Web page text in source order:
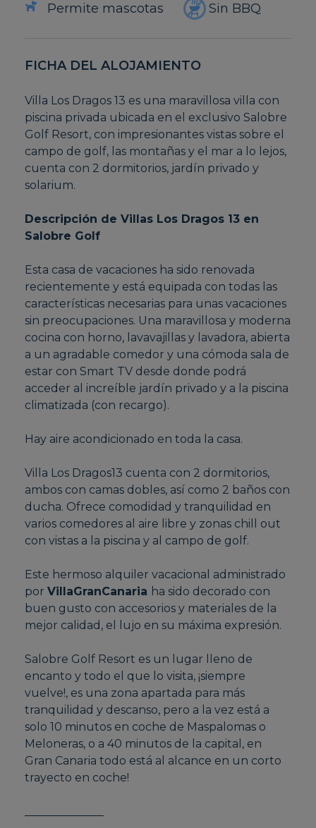
Permite mascotas
Sin BBQ
FICHA DEL ALOJAMIENTO
Villa Los Dragos 13 es una maravillosa villa con
piscina privada ubicada en el exclusivo Salobre
Golf Resort, con impresionantes vistas sobre el
campo de golf, las montañas y el mar a lo lejos,
cuenta con 2 dormitorios, jardín privado y
solarium.
Descripción de Villas Los Dragos 13 en
Salobre Golf
Esta casa de vacaciones ha sido renovada
recientemente y está equipada con todas las
características necesarias para unas vacaciones
sin preocupaciones. Una maravillosa y moderna
cocina con horno, lavavajillas y lavadora, abierta
a un agradable comedor y una cómoda sala de
estar con Smart TV desde donde podrá
acceder al increíble jardín privado y a la piscina
climatizada (con recargo).
Hay aire acondicionado en toda la casa.
Villa Los Dragos13 cuenta con 2 dormitorios,
ambos con camas dobles, así como 2 baños con
ducha. Ofrece comodidad y tranquilidad en
varios comedores al aire libre y zonas chill out
con vistas a la piscina y al campo de golf.
Este hermoso alquiler vacacional administrado
porVillaGranCanaria ha sido decorado con
buen gusto con accesorios y materiales de la
mejor calidad, el lujo en su máxima expresión.
Salobre Golf Resort es un lugar lleno de
encanto y todo el que lo visita, ¡siempre
vuelve!, es una zona apartada para más
tranquilidad y descanso, pero a la vez está a
solo 10 minutos en coche de Maspalomas o
Meloneras, o a 40 minutos de la capital, en
Gran Canaria todo está al alcance en un corto
trayecto en coche!